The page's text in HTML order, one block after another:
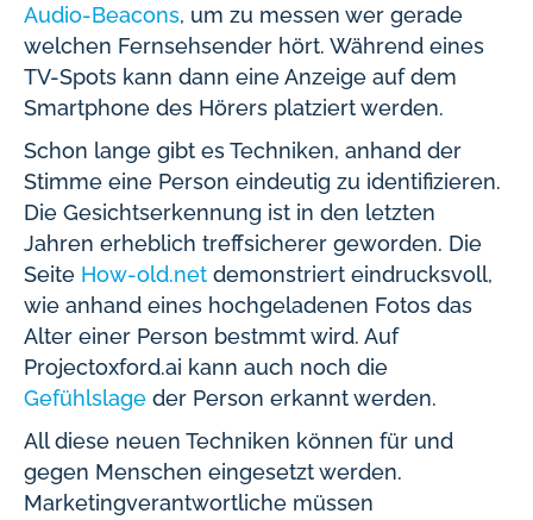
Audio-Beacons, um zu messen wer gerade
welchen Fernsehsender hört. Während eines
TV-Spots kann dann eine Anzeige auf dem
Smartphone des Hörers platziert werden.
Schon lange gibt es Techniken, anhand der
Stimme eine Person eindeutig zu identifizieren.
Die Gesichtserkennung ist in den letzten
Jahren erheblich treffsicherer geworden. Die
Seite How-old.net demonstriert eindrucksvoll,
wie anhand eines hochgeladenen Fotos das
Alter einer Person bestmmt wird. Auf
Projectoxford.ai kann auch noch die
Gefühlslage der Person erkannt werden.
All diese neuen Techniken können für und
gegen Menschen eingesetzt werden.
Marketingverantwortliche müssen